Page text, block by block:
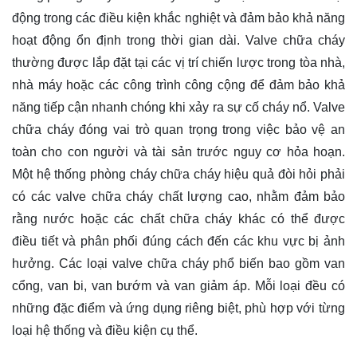
động trong các điều kiện khắc nghiệt và đảm bảo khả năng
hoạt động ổn định trong thời gian dài. Valve chữa cháy
thường được lắp đặt tại các vị trí chiến lược trong tòa nhà,
nhà máy hoặc các công trình công cộng để đảm bảo khả
năng tiếp cận nhanh chóng khi xảy ra sự cố cháy nổ. Valve
chữa cháy đóng vai trò quan trọng trong việc bảo vệ an
toàn cho con người và tài sản trước nguy cơ hỏa hoạn.
Một hệ thống phòng cháy chữa cháy hiệu quả đòi hỏi phải
có các valve chữa cháy chất lượng cao, nhằm đảm bảo
rằng nước hoặc các chất chữa cháy khác có thể được
điều tiết và phân phối đúng cách đến các khu vực bị ảnh
hưởng. Các loại valve chữa cháy phổ biến bao gồm van
cổng, van bi, van bướm và van giảm áp. Mỗi loại đều có
những đặc điểm và ứng dụng riêng biệt, phù hợp với từng
loại hệ thống và điều kiện cụ thể.